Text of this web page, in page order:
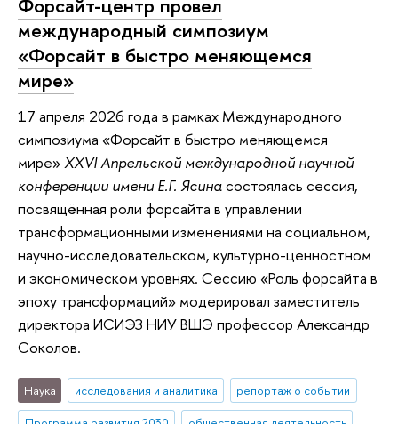
Форсайт-центр провел
международный симпозиум
«Форсайт в быстро меняющемся
мире»
17 апреля 2026 года в рамках Международного
симпозиума «Форсайт в быстро меняющемся
мире»XXVI Апрельской международной научной
конференции имени Е.Г. Ясинасостоялась сессия,
посвящённая роли форсайта в управлении
трансформационными изменениями на социальном,
научно-исследовательском, культурно-ценностном
и экономическом уровнях. Сессию «Роль форсайта в
эпоху трансформаций» модерировал заместитель
директора ИСИЭЗ НИУ ВШЭ профессор Александр
Соколов.
Наука исследования и аналитика
репортаж о событии